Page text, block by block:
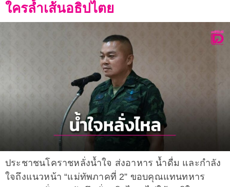
ใครล้ำเส้นอธิปไตย
ประชาชนโคราชหลั่งน้ำใจ ส่งอาหาร น้ำดื่ม และกำลัง
ใจถึงแนวหน้า “แม่ทัพภาคที่ 2” ขอบคุณแทนทหาร